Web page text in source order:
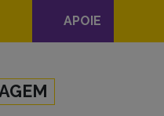
Navegação
APOIE